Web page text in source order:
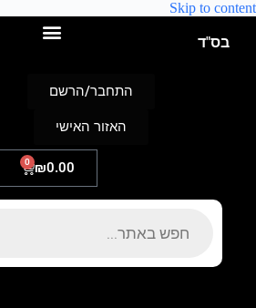
Skip to content
בס"ד
₪0.00
0
התחבר/הרשם
האזור האישי